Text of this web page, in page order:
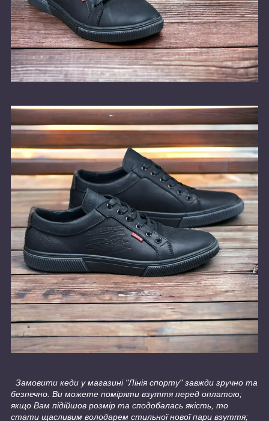
Замовити кеди у магазині "Лінія спорту" завжди зручно та
безпечно. Ви можете поміряти взуття перед оплатою;
якщо Вам підійшов розмір та сподобалась якість, то
стати щасливим володарем стильної нової пари взуття;